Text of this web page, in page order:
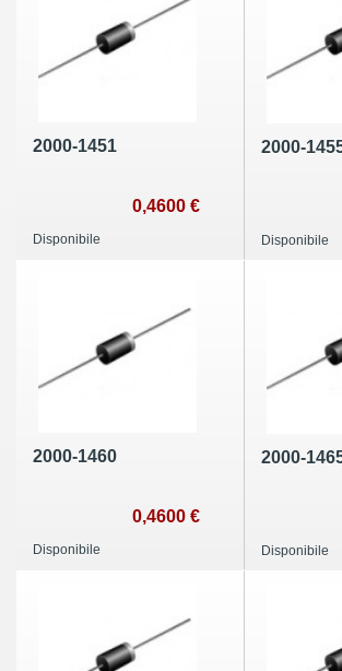
2000-1451
0,4600 €
Disponibile
2000-
Disponibile
2000-1460
0,4600 €
Disponibile
2000-
Disponibile